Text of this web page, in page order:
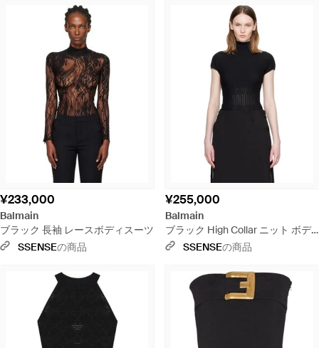
¥233,000
Balmain
ブラック 長袖 レースボディスーツ
SSENSEの商品
¥255,000
Balmain
ブラック High Collar ニット ボデ
ィスーツ
SSENSEの商品